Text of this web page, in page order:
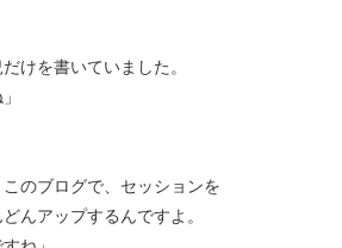
けを書いていました。
のブログで、セッションを
んアップするんですよ。